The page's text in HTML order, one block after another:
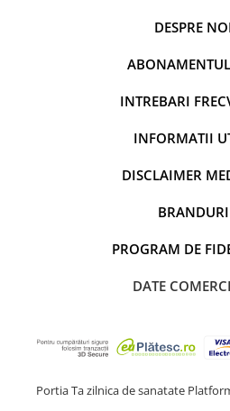
DESPRE
INTREBARI
INFORMATII
DISCLAIMER
BRANDURI
PROGRAM DE
DATE
Portia Ta zilnica de sanatate